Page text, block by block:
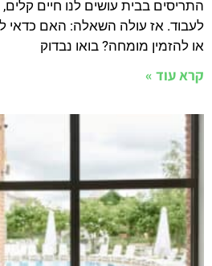
השוואת חלונות אלומיניום:
חלונות הזזה, פתיחה ובלגיים?
להבין את ההבדלים בין הסוגים
יתרונות ייחודיים, והוא מתאים
קרא עוד »